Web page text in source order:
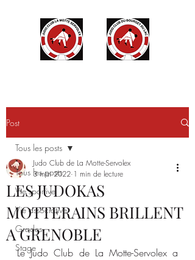
Post
Tous les posts
Vie sportive
Vie associative
Grades
Stage
Tous les posts
LES JUDOKAS
MOTTERAINS BRILLENT
A GRENOBLE
Judo Club de La Motte-Servolex
3 mai 2022 1 min de lecture
Le Judo Club de La Motte-Servolex a